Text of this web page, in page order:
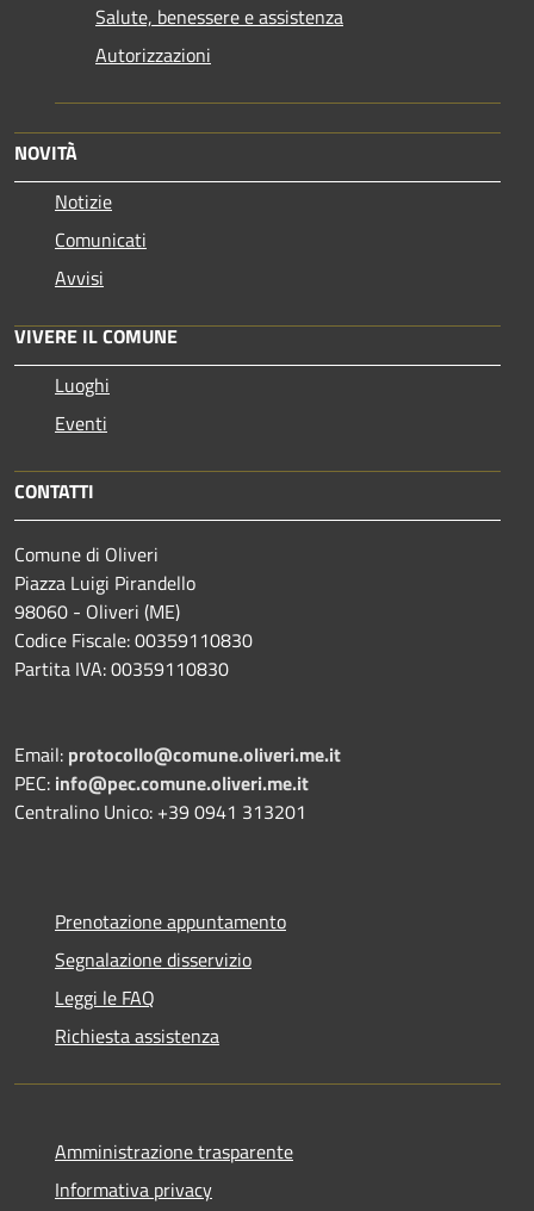
Salute, benessere e assistenza
Autorizzazioni
NOVITÀ
Notizie
Comunicati
Avvisi
VIVERE IL COMUNE
Luoghi
Eventi
CONTATTI
Comune di Oliveri
Piazza Luigi Pirandello
98060 - Oliveri (ME)
Codice Fiscale: 00359110830
Partita IVA: 00359110830
Email: protocollo@comune.oliveri.me.it
PEC: info@pec.comune.oliveri.me.it
Centralino Unico: +39 0941 313201
Prenotazione appuntamento
Segnalazione disservizio
Leggi le FAQ
Richiesta assistenza
Amministrazione trasparente
Informativa privacy